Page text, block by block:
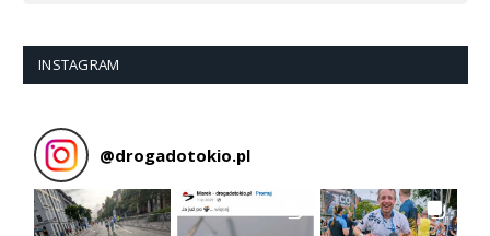
INSTAGRAM
@drogadotokio.pl